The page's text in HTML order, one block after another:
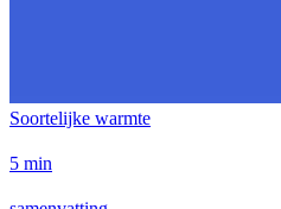
Soortelijke warmte
5 min